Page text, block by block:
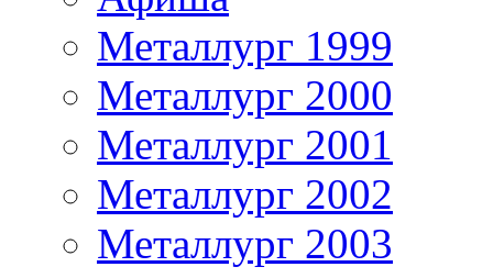
Металлург 1999
Металлург 2000
Металлург 2001
Металлург 2002
Металлург 2003